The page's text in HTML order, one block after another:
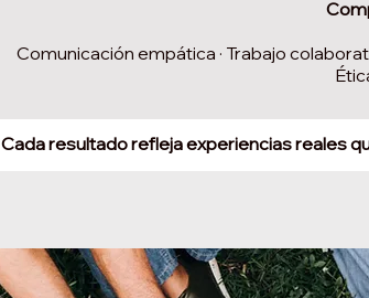
Comunicación empática · Trabajo
Cada resultado refleja experiencias reales